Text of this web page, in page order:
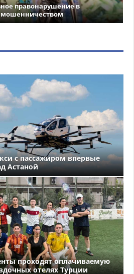
правонарушение в
мошенничеством
с пассажиром впервые
Астаной
проходят оплачиваемую
отелях Турции